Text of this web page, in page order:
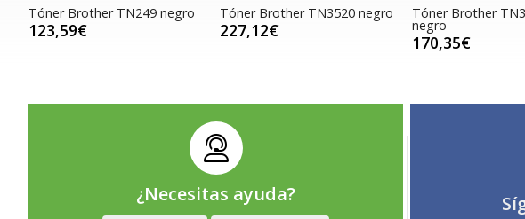
Tóner Brother TN249 negro
123,59€
Tóner Brother TN3520 negro
227,12€
Tóner Brother
negro
170,35€
¿Necesitas ayuda?